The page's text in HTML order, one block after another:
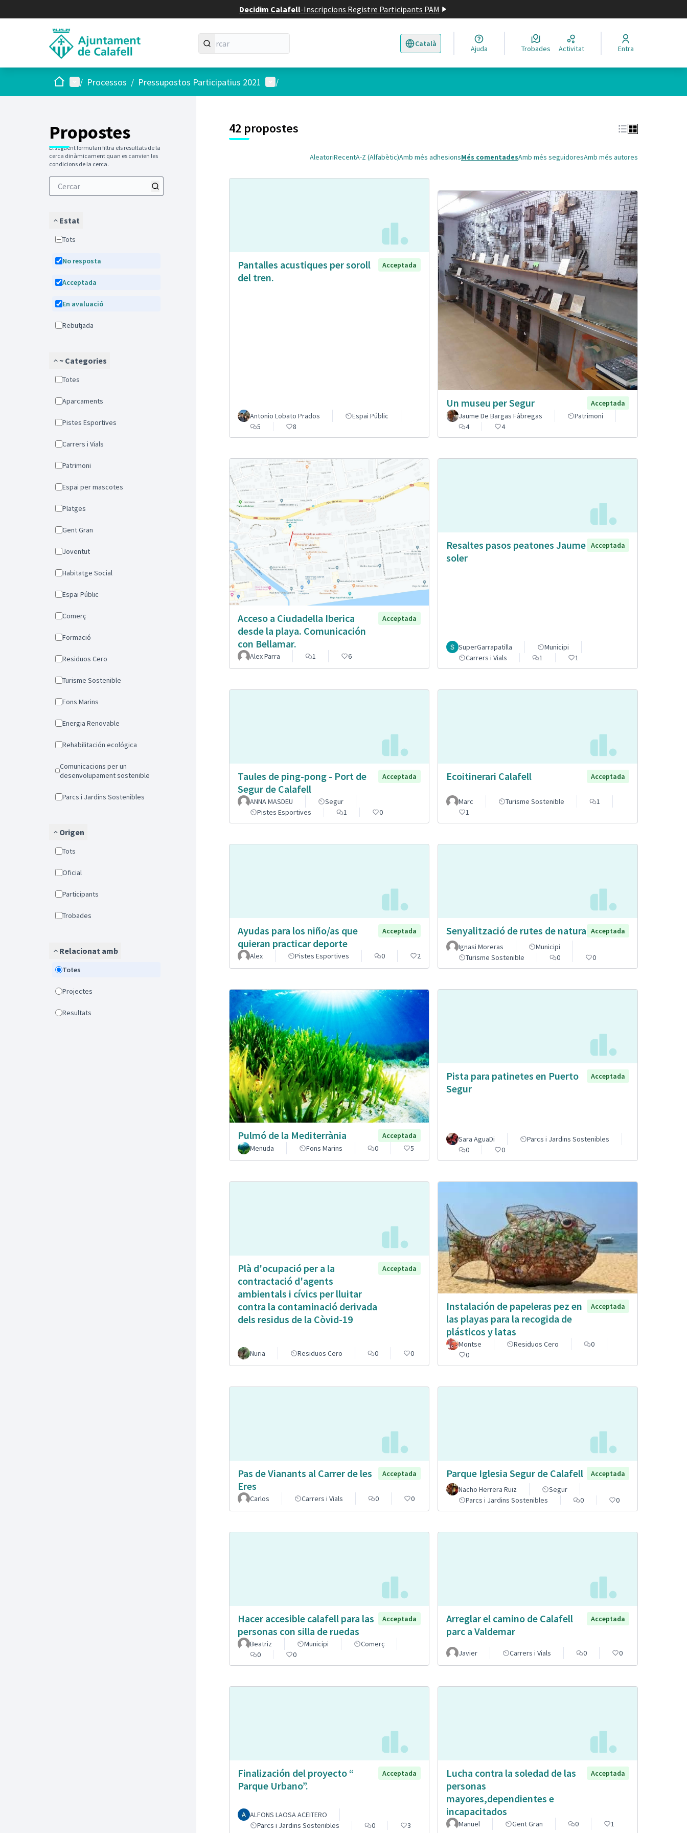
Decidim Calafell-Inscripcions Registre Participants PAM
Català
Triar la llengua Elegir el idioma
Ajuda Trobades Activitat Entra
Inici Menú principal
/ Processos / Pressupostos Participatius 2021 Menú d'usuari
/
Propostes
El següent formulari filtra els resultats de la
cerca dinàmicament quan es canvien les
condicions de la cerca.
Estat
Tots
No resposta
Acceptada
En avaluació
Rebutjada
~ Categories
Totes
Aparcaments
Pistes Esportives
Carrers i Vials
Patrimoni
Espai per mascotes
Platges
Gent Gran
Joventut
Habitatge Social
Espai Públic
Comerç
Formació
Residuos Cero
Turisme Sostenible
Fons Marins
Energia Renovable
Rehabilitación ecológica
Comunicacions per un
desenvolupament sostenible
Parcs i Jardins Sostenibles
Origen
Tots
Oficial
Participants
Trobades
Relacionat amb
Totes
Projectes
Resultats
42 propostes
AleatoriRecentA-Z (Alfabètic)Amb més adhesionsMés comentadesAmb més seguidoresAmb més autores
Pantalles acustiques per soroll
del tren.
Acceptada
Antonio Lobato Prados
Espai Públic
5
8
Un museu per Segur
Acceptada
Jaume De Bargas Fàbregas
Patrimoni
4
4
Acceso a Ciudadella Iberica
desde la playa. Comunicación
con Bellamar.
Acceptada
Alex Parra 1 6
Resaltes pasos peatones Jaume
soler
Acceptada
SuperGarrapatilla
Municipi
Carrers i Vials
1 1
Taules de ping-pong - Port de
Segur de Calafell
Acceptada
ANNA MASDEU
Segur
Pistes Esportives
1 0
Ecoitinerari Calafell Acceptada
Marc Turisme Sostenible
1
1
Ayudas para los niño/as que
quieran practicar deporte
Acceptada
Alex Pistes Esportives 0 2
Senyalització de rutes de natura Acceptada
Ignasi Moreras
Municipi
Turisme Sostenible
0 0
Pulmó de la Mediterrània
Acceptada
Menuda
Fons Marins 0 5
Pista para patinetes en Puerto
Segur
Acceptada
Sara AguaDi
Parcs i Jardins Sostenibles
0
0
Plà d'ocupació per a la
contractació d'agents
ambientals i cívics per lluitar
contra la contaminació derivada
dels residus de la Còvid-19
Acceptada
Nuria Residuos Cero 0 0
Instalación de papeleras pez en
las playas para la recogida de
plásticos y latas
Acceptada
Montse Residuos Cero
0
0
Pas de Vianants al Carrer de les
Eres
Acceptada
Carlos Carrers i Vials 0 0
Parque Iglesia Segur de Calafell
Acceptada
Nacho Herrera Ruiz
Segur
Parcs i Jardins Sostenibles
0 0
Hacer accesible calafell para las
personas con silla de ruedas
Acceptada
Beatriz Municipi
Comerç
0
0
Arreglar el camino de Calafell
parc a Valdemar
Acceptada
Javier Carrers i Vials 0 0
Finalización del proyecto “
Parque Urbano”.
Acceptada
ALFONS LAOSA ACEITERO
Parcs i Jardins Sostenibles
0 3
Lucha contra la soledad de las
personas
mayores,dependientes e
incapacitados
Acceptada
Manuel Gent Gran 0 1